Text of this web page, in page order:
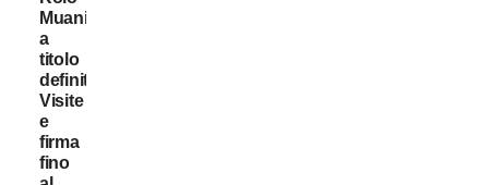
Muani:
a
titolo
definitivo!
Visite
e
firma
fino